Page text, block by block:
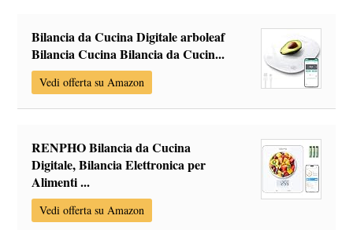
Bilancia da Cucina Digitale arboleaf
Bilancia Cucina Bilancia da Cucin...
Vedi offerta su Amazon
RENPHO Bilancia da Cucina
Digitale, Bilancia Elettronica per
Alimenti ...
Vedi offerta su Amazon